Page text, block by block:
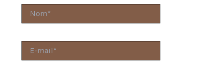
mail*